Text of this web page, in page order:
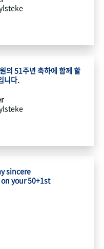
의 51주년 축하에 함께 할
니다.
sincere
your 50+1st